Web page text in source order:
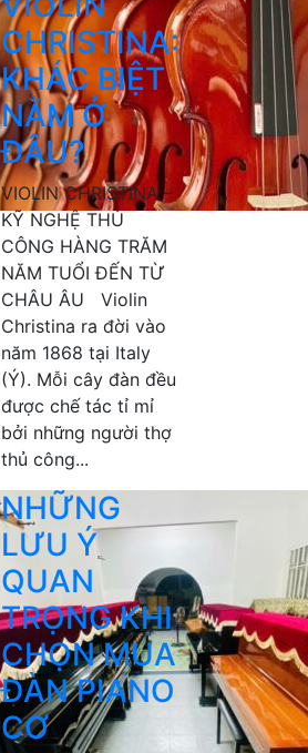
CHRISTINA:
KHÁC BIỆT
NẰM Ở
ĐÂU?
VIOLIN CHRISTINA –
KỸ NGHỆ THỦ
CÔNG HÀNG TRĂM
NĂM TUỔI ĐẾN TỪ
CHÂU ÂU Violin
Christina ra đời vào
năm 1868 tại Italy
(Ý). Mỗi cây đàn đều
được chế tác tỉ mỉ
bởi những người thợ
thủ công...
NHỮNG
LƯU Ý
QUAN
TRỌNG KHI
CHỌN MUA
ĐÀN PIANO
CƠ